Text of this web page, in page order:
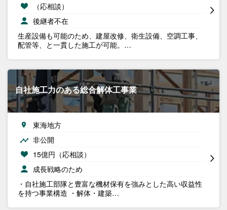
（応相談）
後継者不在
生産設備も可能のため、建屋改修、衛生設備、空調工事、
配管等、と一貫した施工が可能。…
自社施工力のある総合解体工事業
東海地方
非公開
15億円（応相談）
成長戦略のため
・自社施工部隊と豊富な機材保有を強みとした高い収益性
を持つ事業構造 ・解体・建築…